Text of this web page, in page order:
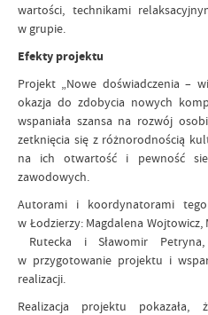
wartości, technikami
w grupie.
Efekty projektu
Projekt „Nowe doświadczenia –
okazja do zdobycia nowych
wspaniała szansa na rozwój
zetknięcia się z różnorodnością
na ich otwartość i pewność
zawodowych.
Autorami i koordynatorami
w Łodzierzy: Magdalena Wojtowicz,
Rutecka i Sławomir
w przygotowanie projektu i
realizacji.
Realizacja projektu